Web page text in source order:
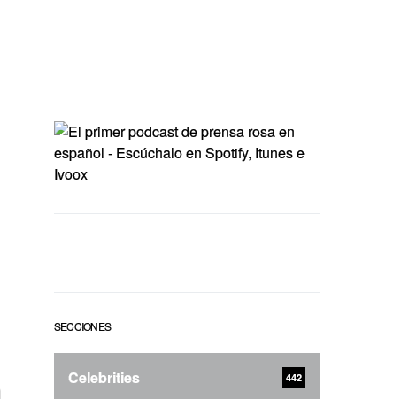
SECCIONES
Celebrities 442